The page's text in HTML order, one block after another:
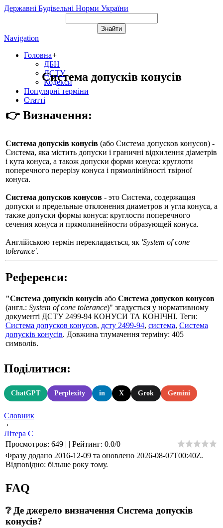
Державні Будівельні Норми України
Navigation
Головна+
ДБН
ДСТУ
Кодекси
Популярні терміни
Статті
Система допусків конусів
👉 Визначення:
Система допусків конусів (або Система допусков конусов) -
Система, яка містить допуски і граничні відхилення діаметрів
і кута конуса, а також допуски форми конуса: круглоти
поперечного перерізу конуса і прямолінійності твірної
конуса.
Система допусков конусов - это Система, содержащая
допуски и предельные отклонения диаметров и угла конуса, а
также допуски формы конуса: круглости поперечного
сечения конуса и прямолинейности образующей конуса.
Англійською термін перекладається, як 'System of cone
tolerance'.
Референси:
"Система допусків конусів або Система допусков конусов
(англ.: System of cone tolerance)" згадується у нормативному
документі ДСТУ 2499-94 КОНУСИ ТА КОНІЧНІ. Теги:
Система допусков конусов, дсту 2499-94, система, Система
допусків конусів. Довжина тлумачення терміну: 405
символів.
Поділитися:
ChatGPT Perplexity in X Grok Gemini
Словник
›
Літера С
Просмотров: 649 | | Рейтинг: 0.0/0
Фразу додано 2016-12-09 та оновлено 2026-08-07T00:40Z.
Відповідно: більше року тому.
FAQ
❔ Де джерело визначення Система допусків
конусів?